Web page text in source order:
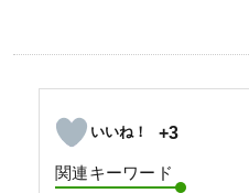
+3
関連キーワード